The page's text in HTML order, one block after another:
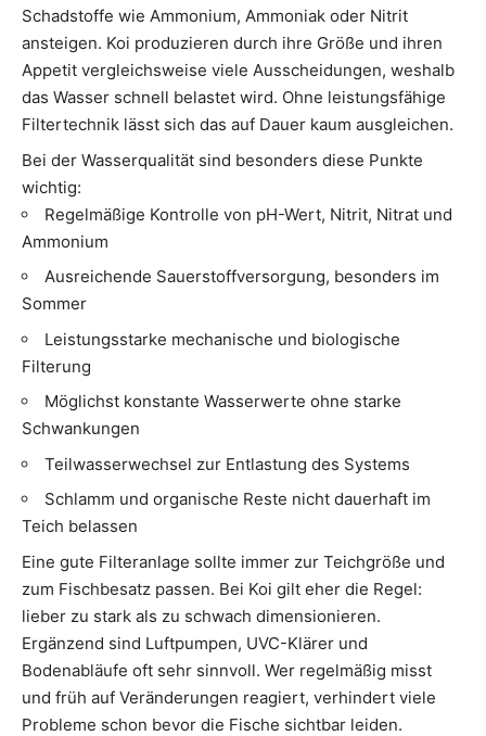
Schadstoffe wie Ammonium, Ammoniak oder Nitrit
ansteigen. Koi produzieren durch ihre Größe und ihren
Appetit vergleichsweise viele Ausscheidungen, weshalb
das Wasser schnell belastet wird. Ohne leistungsfähige
Filtertechnik lässt sich das auf Dauer kaum ausgleichen.
Bei der Wasserqualität sind besonders diese Punkte
wichtig:
Regelmäßige Kontrolle von pH-Wert, Nitrit, Nitrat und
Ammonium
Ausreichende Sauerstoffversorgung, besonders im
Sommer
Leistungsstarke mechanische und biologische
Filterung
Möglichst konstante Wasserwerte ohne starke
Schwankungen
Teilwasserwechsel zur Entlastung des Systems
Schlamm und organische Reste nicht dauerhaft im
Teich belassen
Eine gute Filteranlage sollte immer zur Teichgröße und
zum Fischbesatz passen. Bei Koi gilt eher die Regel:
lieber zu stark als zu schwach dimensionieren.
Ergänzend sind Luftpumpen, UVC-Klärer und
Bodenabläufe oft sehr sinnvoll. Wer regelmäßig misst
und früh auf Veränderungen reagiert, verhindert viele
Probleme schon bevor die Fische sichtbar leiden.